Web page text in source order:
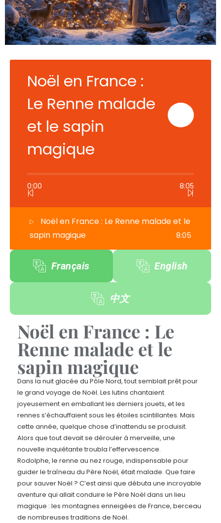
Noël en France :
Le Renne malade
et le sapin
magique
0:00 8:05
Noël en France : Le Renne malade et le
sapin magique
8:05
Français English
中文
Noël en France : Le
Renne malade et le
sapin magique
Dans la nuit glacée du Pôle Nord, tout semblait prêt pour
le grand voyage de Noël. Les lutins chantaient
joyeusement en emballant les derniers jouets, et les
rennes s’échauffaient sous les étoiles scintillantes. Mais
cette année, quelque chose d’inattendu se produisit.
Alors que tout devait se dérouler à merveille, une
nouvelle inquiétante troubla l’effervescence.
Rodolphe, le renne au nez rouge, indispensable pour
guider le traîneau du Père Noël, était malade. Que faire
pour sauver Noël ? C’est ainsi que débuta une incroyable
aventure qui allait conduire le Père Noël dans un lieu
magique : les montagnes enneigées de France, berceau
de nombreuses traditions de Noël.